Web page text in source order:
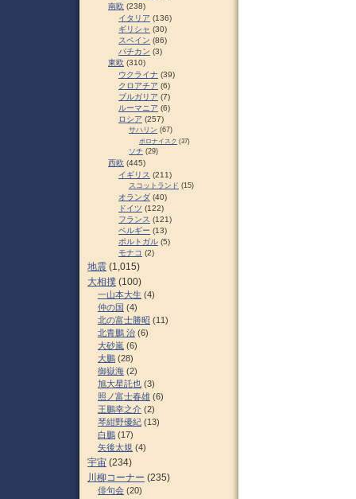
南欧 (238)
イタリア (136)
ギリシャ (30)
スペイン (86)
バチカン (3)
東欧 (310)
ウクライナ (39)
クロアチア (6)
ブルガリア (7)
ルーマニア (6)
ロシア (257)
サハリン (67)
ポロナイスク (37)
ソチ (29)
西欧 (445)
イギリス (211)
スコットランド (15)
オランダ (40)
ドイツ (122)
フランス (121)
ベルギー (13)
ポルトガル (5)
モナコ (2)
地震 (1,015)
大相撲 (100)
一山本大生 (4)
仲の国 (4)
北の富士勝昭 (11)
北青鵬 治 (6)
大砂嵐 (6)
大鵬 (28)
御嶽海 (2)
旭大星託也 (3)
照ノ富士春雄 (6)
王鵬幸之介 (2)
琴紺野優紀 (13)
白鵬 (17)
矢後太規 (4)
宇宙 (234)
川柳コーナー (235)
俳句会 (20)